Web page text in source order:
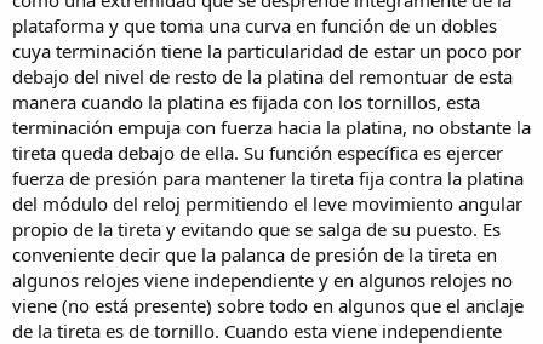
plataforma y que toma una curva en función de un dobles
cuya terminación tiene la particularidad de estar un poco por
debajo del nivel de resto de la platina del remontuar de esta
manera cuando la platina es fijada con los tornillos, esta
terminación empuja con fuerza hacia la platina, no obstante la
tireta queda debajo de ella. Su función específica es ejercer
fuerza de presión para mantener la tireta fija contra la platina
del módulo del reloj permitiendo el leve movimiento angular
propio de la tireta y evitando que se salga de su puesto. Es
conveniente decir que la palanca de presión de la tireta en
algunos relojes viene independiente y en algunos relojes no
viene (no está presente) sobre todo en algunos que el anclaje
de la tireta es de tornillo. Cuando esta viene independiente